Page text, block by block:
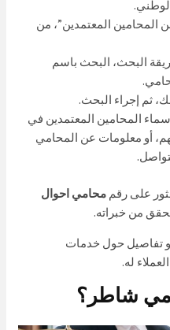
المحامين المعتمدين”، من
البحث، البحث باسم
ثم إجراء البحث.
المحامين المعتمدين في
أو معلومات عن المحامي
على رقممحامي احوال
من خبراته.
تفاصيل حول خدمات
له.
شاطر؟